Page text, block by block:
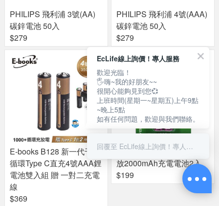
PHILIPS 飛利浦 3號(AA)
碳鋅電池 50入
$279
PHILIPS 飛利浦 4號(AAA)
碳鋅電池 50入
$279
E-books B128 新一代千次
循環Type C直充4號AAA鋰
電池雙入組 贈 一對二充電
線
$369
PHILIPS 飛利浦 3號低自
放2000mAh充電電池2入
$199
EcLife線上詢價！專人服務
歡迎光臨！
🖐嗨~我的好朋友~~
很開心能夠見到您💞
上班時間(星期一~星期五)上午9點
~晚上5點
如有任何問題，歡迎與我們聯絡。
回覆至 EcLife線上詢價！專人服務